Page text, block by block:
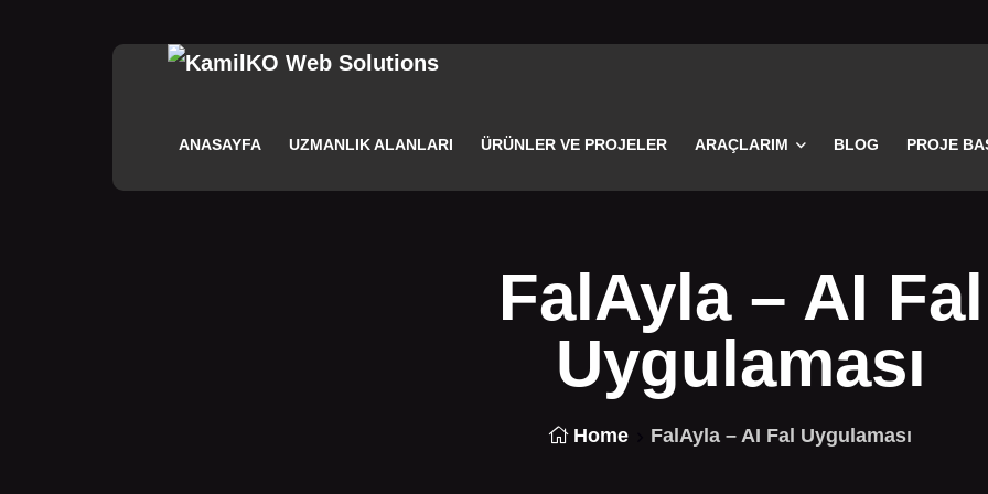
ANASAYFA UZMANLIK ALANLARI ÜRÜNLER VE PROJELER ARAÇLARIM BLOG PROJE
FalAyla – AI Fal
Uygulaması
Home FalAyla – AI Fal Uygulaması